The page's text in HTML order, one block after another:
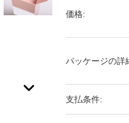
価格:
パッケージの詳
支払条件: